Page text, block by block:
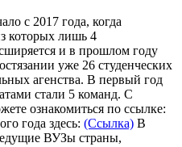
с 2017 года, когда
которых лишь 4
и в прошлом году
уже 26 студенческих
агенства. В первый год
стали 5 команд. С
ознакомиться по ссылке:
года здесь: (Ссылка) В
ВУЗы страны,